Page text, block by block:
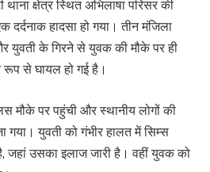
थाना क्षेत्र स्थित अभिलाषा परिसर की
दर्दनाक हादसा हो गया। तीन मंजिला
युवती के गिरने से युवक की मौके पर ही
रूप से घायल हो गई है।
मौके पर पहुंची और स्थानीय लोगों की
गया। युवती को गंभीर हालत में सिम्स
जहां उसका इलाज जारी है। वहीं युवक को